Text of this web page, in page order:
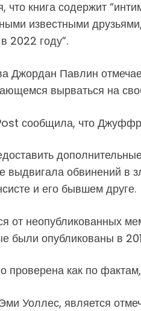
что книга содержит
известными
2022 году”.
Джордан Павлин
вырваться на
сообщила, что
обвинений в
и его бывшем друге.
от неопубликованных
были опубликованы в
как по
Уоллес, является